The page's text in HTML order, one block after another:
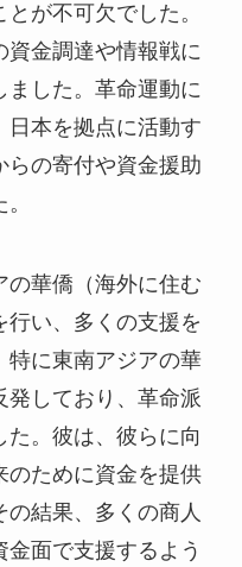
が不可欠でした。
資金調達や情報戦に
ました。革命運動に
日本を拠点に活動す
らの寄付や資金援助
の華僑（海外に住む
行い、多くの支援を
特に東南アジアの華
発しており、革命派
た。彼は、彼らに向
のために資金を提供
結果、多くの商人
面で支援するよう